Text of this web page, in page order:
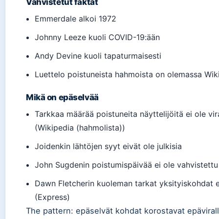
Vahvistetut faktat
Emmerdale alkoi 1972
Johnny Leeze kuoli COVID-19:ään
Andy Devine kuoli tapaturmaisesti
Luettelo poistuneista hahmoista on olemassa
Mikä on epäselvää
Tarkkaa määrää poistuneita näyttelijöitä ei ole
(Wikipedia (hahmolista))
Joidenkin lähtöjen syyt eivät ole julkisia
John Sugdenin poistumispäivää ei ole
Dawn Fletcherin kuoleman tarkat yksityiskohdat
(Express)
The pattern: epäselvät kohdat korostavat